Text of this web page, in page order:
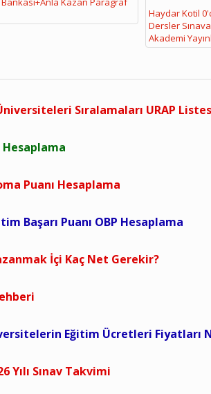
Haydar Kotil
Dersler
Akademi
Sıralamaları URAP
Hesaplama
Puanı Hesaplama
Başarı Puanı OBP Hesaplama
İçi Kaç Net Gerekir?
Eğitim Ücretleri Fiyatları
Yılı Sınav Takvimi